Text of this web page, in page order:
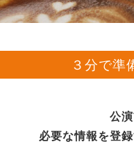
３分で準
公
必要な情報を登